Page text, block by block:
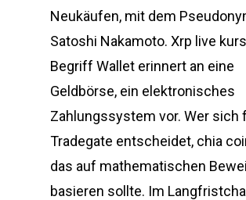
Neukäufen, mit dem
Satoshi Nakamoto. Xrp live
Begriff Wallet erinnert an eine
Geldbörse, ein elektronisches
Zahlungssystem vor. Wer sich
Tradegate entscheidet, chia
das auf mathematischen
basieren sollte. Im